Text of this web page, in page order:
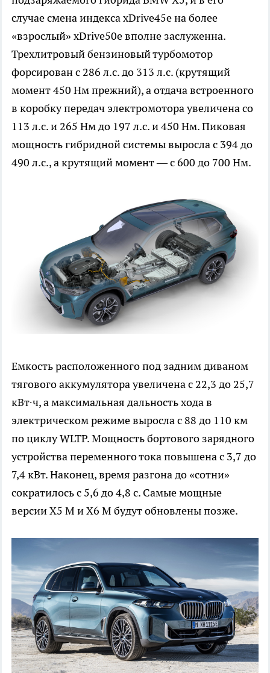
случае смена индекса xDrive45e на более
«взрослый» xDrive50e вполне заслуженна.
Трехлитровый бензиновый турбомотор
форсирован с 286 л.с. до 313 л.с. (крутящий
момент 450 Нм прежний), а отдача встроенного
в коробку передач электромотора увеличена со
113 л.с. и 265 Нм до 197 л.с. и 450 Нм. Пиковая
мощность гибридной системы выросла с 394 до
490 л.с., а крутящий момент — с 600 до 700 Нм.
Емкость расположенного под задним диваном
тягового аккумулятора увеличена с 22,3 до 25,7
кВт∙ч, а максимальная дальность хода в
электрическом режиме выросла с 88 до 110 км
по циклу WLTP. Мощность бортового зарядного
устройства переменного тока повышена с 3,7 до
7,4 кВт. Наконец, время разгона до «сотни»
сократилось с 5,6 до 4,8 с. Самые мощные
версии X5 M и X6 M будут обновлены позже.